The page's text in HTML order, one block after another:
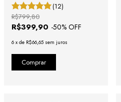
(12)
R$399,90 -50% OFF
R$799,80
6 x de R$66,65 sem juros